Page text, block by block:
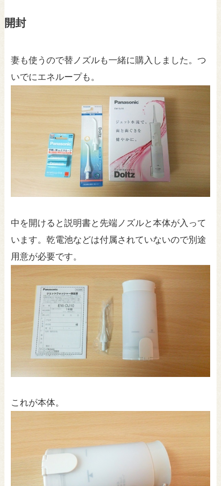
開封
妻も使うので替ノズルも一緒に購入しました。つ
いでにエネループも。
中を開けると説明書と先端ノズルと本体が入って
います。乾電池などは付属されていないので別途
用意が必要です。
これが本体。